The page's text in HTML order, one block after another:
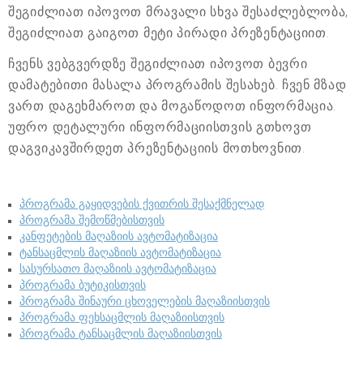
შეგიძლიათ იპოვოთ მრავალი სხვა შესაძლებლობა,
შეგიძლიათ გაიგოთ მეტი პირადი პრეზენტაციით.
ჩვენს ვებგვერდზე შეგიძლიათ იპოვოთ ბევრი
დამატებითი მასალა პროგრამის შესახებ. ჩვენ მზად
ვართ დაგეხმაროთ და მოგაწოდოთ ინფორმაცია.
უფრო დეტალური ინფორმაციისთვის გთხოვთ
დაგვიკავშირდეთ პრეზენტაციის მოთხოვნით.
პროგრამა გაყიდვების ქვითრის შესაქმნელად
პროგრამა შემოწმებისთვის
კანფეტების მაღაზიის ავტომატიზაცია
ტანსაცმლის მაღაზიის ავტომატიზაცია
სასურსათო მაღაზიის ავტომატიზაცია
პროგრამა ბუტიკისთვის
პროგრამა შინაური ცხოველების მაღაზიისთვის
პროგრამა ფეხსაცმლის მაღაზიისთვის
პროგრამა ტანსაცმლის მაღაზიისთვის